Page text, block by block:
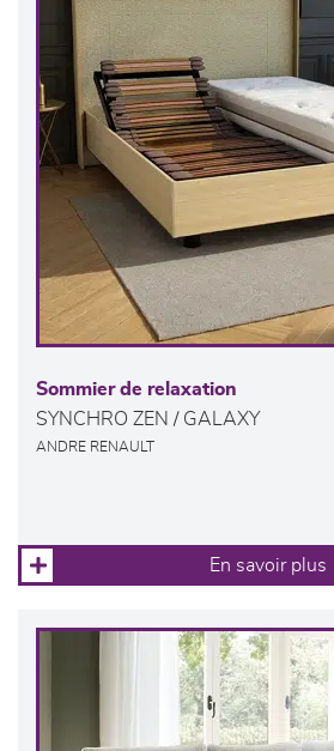
Sommier de relaxation
SYNCHRO ZEN / GALAXY
ANDRE RENAULT
En savoir plus